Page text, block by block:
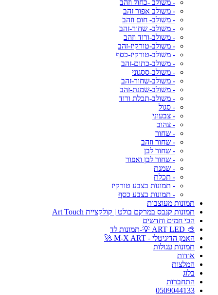
- משולב -כחול וזהב
- משולב אפור זהב
- משולב- חום וזהב
- משולב- שחור-זהב
- משולב-ורוד וזהב
- משולב-טורקיז-זהב
- משולב-טורקיז-כסף
- משולב-כתום-זהב
- משולב-ססגוני
- משולב-שחור-זהב
- משולב-שמנת-זהב
- משולב-תכלת ורוד
- סגול
- צבעוני
- צהוב
- שחור
- שחור וזהב
- שחור לבן
- שחור לבן ואפור
- שמנת
- תכלת
- תמונות בצבע טורקיז
- תמונות בצבע כסף
תמונות מעוצבות
תמונות קנבס במרקם בולט | קולקציית Art Touch
הכי חמים וחדשים
🎨 ART LED 💡-תמונות לד
האמן הדיגיטלי - M-X ART 🚀
תמונות עגולות
אודות
המלצות
בלוג
התחברות
0509044133